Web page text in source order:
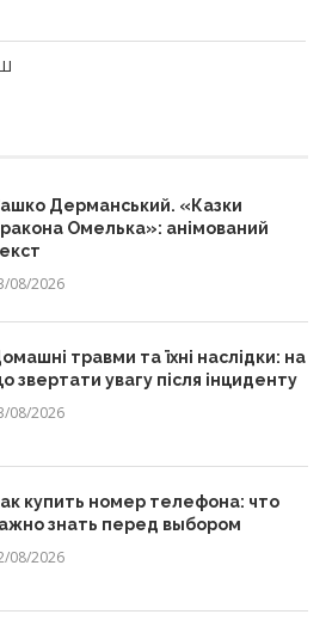
Дерманський. «Казки
Омелька»: анімований
08/2026
травми та їхні наслідки: на
звертати увагу після інциденту
08/2026
купить номер телефона: что
знать перед выбором
08/2026